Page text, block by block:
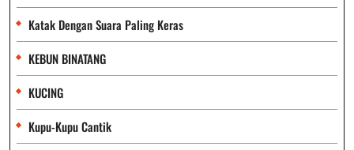
Katak Dengan Suara Paling Keras
KEBUN BINATANG
KUCING
Kupu-Kupu Cantik